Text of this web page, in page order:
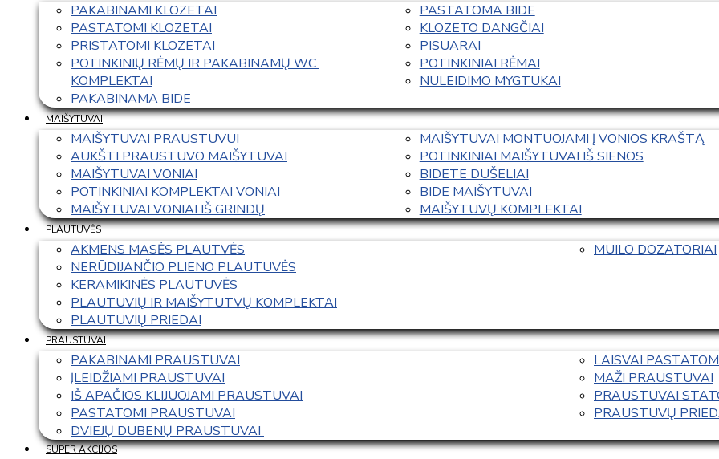
PAKABINAMI KLOZETAI
PASTATOMI KLOZETAI
PRISTATOMI KLOZETAI
POTINKINIŲ RĖMŲ IR PAKABINAMŲ WC
KOMPLEKTAI
PAKABINAMA BIDE
PASTATOMA BIDE
KLOZETO DANGČIAI
PISUARAI
POTINKINIAI RĖMAI
NULEIDIMO MYGTUKAI
MAIŠYTUVAI
MAIŠYTUVAI PRAUSTUVUI
AUKŠTI PRAUSTUVO MAIŠYTUVAI
MAIŠYTUVAI VONIAI
POTINKINIAI KOMPLEKTAI VONIAI
MAIŠYTUVAI VONIAI IŠ GRINDŲ
MAIŠYTUVAI MONTUOJAMI Į VONIOS KRAŠTĄ
POTINKINIAI MAIŠYTUVAI IŠ SIENOS
BIDETE DUŠELIAI
BIDE MAIŠYTUVAI
MAIŠYTUVŲ KOMPLEKTAI
PLAUTUVĖS
AKMENS MASĖS PLAUTVĖS
NERŪDIJANČIO PLIENO PLAUTUVĖS
KERAMIKINĖS PLAUTUVĖS
PLAUTUVIŲ IR MAIŠYTUTVŲ KOMPLEKTAI
PLAUTUVIŲ PRIEDAI
MUILO DOZATORIAI
PRAUSTUVAI
PAKABINAMI PRAUSTUVAI
ĮLEIDŽIAMI PRAUSTUVAI
IŠ APAČIOS KLIJUOJAMI PRAUSTUVAI
PASTATOMI PRAUSTUVAI
DVIEJŲ DUBENŲ PRAUSTUVAI
LAISVAI
MAŽI PRAUSTUVAI
PRAUSTUVAI
PRAUSTUVŲ
SUPER AKCIJOS